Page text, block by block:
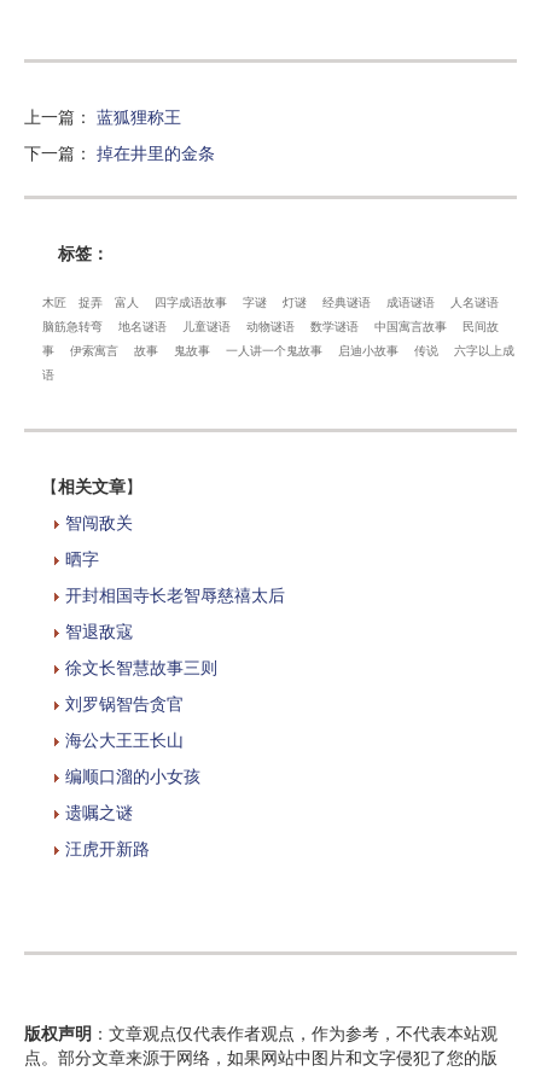
上一篇 ： 蓝狐狸称王
下一篇 ： 掉在井里的金条
标签：
木匠 捉弄 富人 四字成语故事 字谜 灯谜 经典谜语 成语谜语
人名谜语
脑筋急转弯
地名谜语 儿童谜语 动物谜语 数学谜语 中国寓言故事
民间故
事
伊索寓言 故事 鬼故事 一人讲一个鬼故事 启迪小故事 传说
六字以上成
语
【相关文章】
智闯敌关
晒字
开封相国寺长老智辱慈禧太后
智退敌寇
徐文长智慧故事三则
刘罗锅智告贪官
海公大王王长山
编顺口溜的小女孩
遗嘱之谜
汪虎开新路
版权声明 ：文章观点仅代表作者观点，作为参考，不代表本站观
点。部分文章来源于网络，如果网站中图片和文字侵犯了您的版